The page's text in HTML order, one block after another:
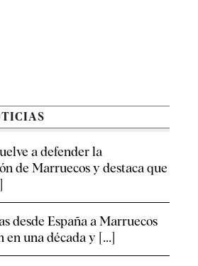
a defender la
de Marruecos y destaca que
desde España a Marruecos
en una década y [...]